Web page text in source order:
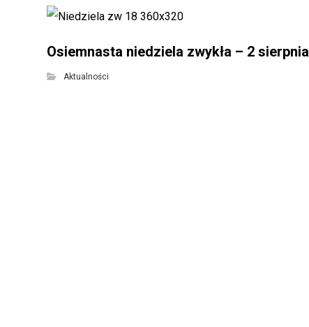
Osiemnasta niedziela zwykła – 2 sierpnia
Aktualności